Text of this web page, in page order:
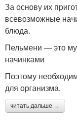
За основу их
всевозможные
блюда.
Пельмени — это
начинками
Поэтому
для организма.
читать дальше →